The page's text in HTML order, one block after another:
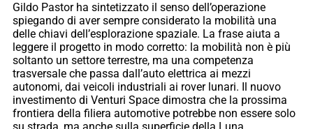
Gildo Pastor ha sintetizzato il senso dell’operazione
spiegando di aver sempre considerato la mobilità una
delle chiavi dell’esplorazione spaziale. La frase aiuta a
leggere il progetto in modo corretto: la mobilità non è più
soltanto un settore terrestre, ma una competenza
trasversale che passa dall’auto elettrica ai mezzi
autonomi, dai veicoli industriali ai rover lunari. Il nuovo
investimento di Venturi Space dimostra che la prossima
frontiera della filiera automotive potrebbe non essere solo